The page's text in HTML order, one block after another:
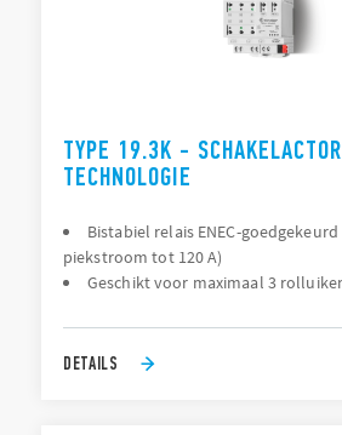
TYPE 19.3K -
TECHNOLOGIE
Bistabiel relais ENEC-
piekstroom tot 120 A)
Geschikt voor maximaal 3
DETAILS